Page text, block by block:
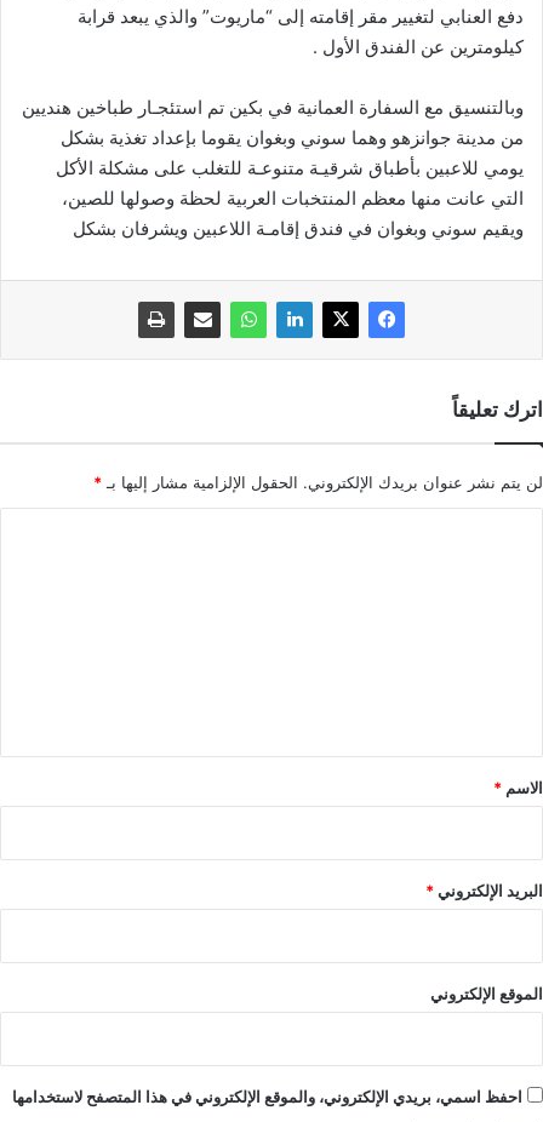
دفع العنابي لتغيير مقر إقامته إلى “ماريوت” والذي يبعد قرابة
كيلومترين عن الفندق الأول .
وبالتنسيق مع السفارة العمانية في بكين تم استئجـار طباخين هنديين
من مدينة جوانزهو وهما سوني وبغوان يقوما بإعداد تغذية بشكل
يومي للاعبين بأطباق شرقيـة متنوعـة للتغلب على مشكلة الأكل
التي عانت منها معظم المنتخبات العربية لحظة وصولها للصين،
ويقيم سوني وبغوان في فندق إقامـة اللاعبين ويشرفان بشكل
اترك تعليقاً
لن يتم نشر عنوان بريدك الإلكتروني. الحقول الإلزامية مشار إليها بـ *
*
الاسم *
البريد الإلكتروني*
الموقع الإلكتروني
احفظ اسمي، بريدي الإلكتروني، والموقع الإلكتروني في هذا المتصفح لاستخدامها